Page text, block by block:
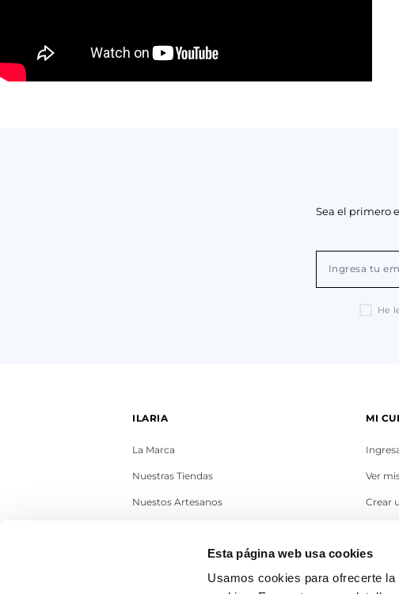
Esta página web usa cookies
Usamos cookies para ofrecerte
Sea el primero
He
ILARIA
La Marca
Nuestras Tiendas
Nuestos Artesanos
Trabaja con nosotros
MI
Ver
Crear